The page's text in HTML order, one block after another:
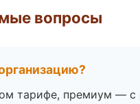
вопросы
тарифе, премиум —